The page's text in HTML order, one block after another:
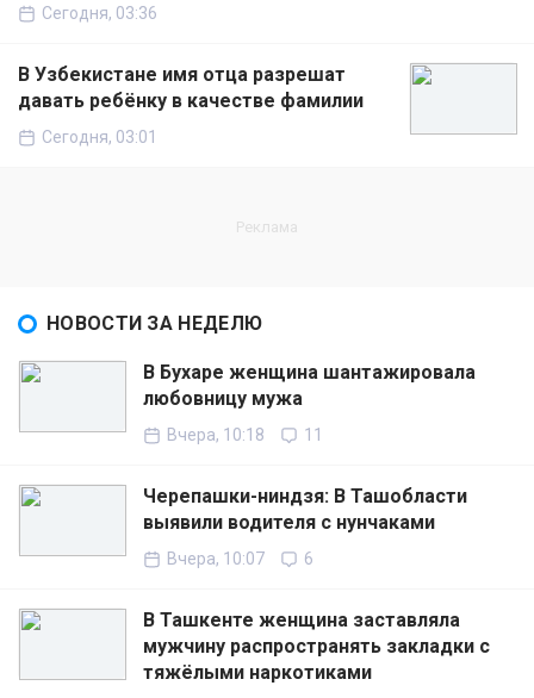
Сегодня, 03:36
В Узбекистане имя отца разрешат
давать ребёнку в качестве фамилии
Сегодня, 03:01
НОВОСТИ ЗА НЕДЕЛЮ
В Бухаре женщина шантажировала
любовницу мужа
Вчера, 10:18 11
Черепашки-ниндзя: В Ташобласти
выявили водителя с нунчаками
Вчера, 10:07 6
В Ташкенте женщина заставляла
мужчину распространять закладки с
тяжёлыми наркотиками